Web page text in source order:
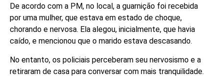
De acordo com a PM, no local, a guarnição foi recebida
por uma mulher, que estava em estado de choque,
chorando e nervosa. Ela alegou, inicialmente, que havia
caído, e mencionou que o marido estava descasando.
No entanto, os policiais perceberam seu nervosismo e a
retiraram de casa para conversar com mais tranquilidade.